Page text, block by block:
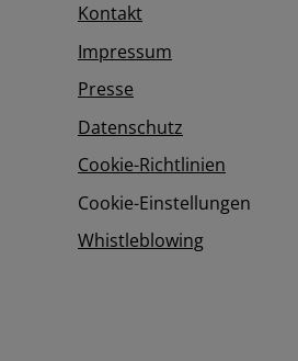
Kontakt
Impressum
Presse
Datenschutz
Cookie-Richtlinien
Cookie-Einstellungen
Whistleblowing